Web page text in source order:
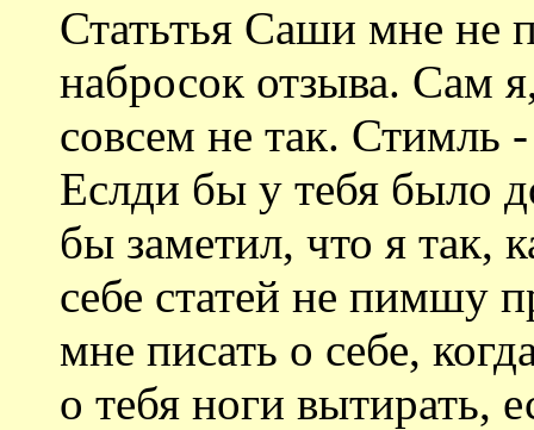
Статьтья Саши мне не
набросок отзыва. Сам
совсем не так. Стимль
Еслди бы у тебя было
бы заметил, что я так,
себе статей не пимшу
мне писать о себе,
о тебя ноги вытирать,